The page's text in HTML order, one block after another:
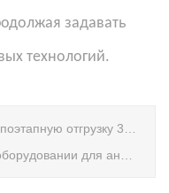
задавать
технологий.
труб, изготовленных по заказу клиента из Чанчуня
технологическое превосходство и комплексное обеспечение